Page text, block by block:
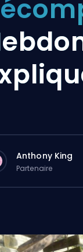
Anthony King
Partenaire